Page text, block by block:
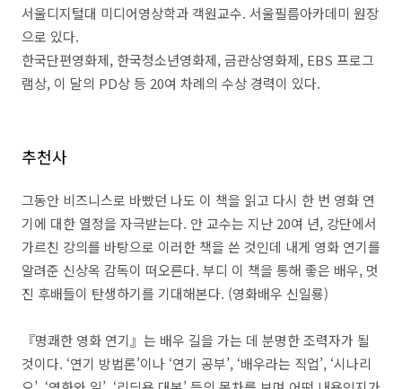
서울디지털대 미디어영상학과 객원교수. 서울필름아카데미 원장
으로 있다.
한국단편영화제, 한국청소년영화제,금관상영화제, EBS 프로그
램상, 이 달의 PD상 등 20여 차례의 수상 경력이 있다.
추천사
그동안 비즈니스로 바빴던 나도 이 책을 읽고 다시 한 번 영화 연
기에 대한 열정을 자극받는다. 안 교수는 지난 20여 년, 강단에서
가르친 강의를 바탕으로 이러한 책을 쓴 것인데 내게 영화 연기를
알려준 신상옥 감독이 떠오른다. 부디 이 책을 통해 좋은 배우, 멋
진 후배들이 탄생하기를 기대해본다. (영화배우 신일룡)
『명쾌한 영화 연기 』 는 배우 길을 가는 데 분명한 조력자가 될
것이다. ‘연기 방법론’이나 ‘연기 공부’, ‘배우라는 직업’, ‘시나리